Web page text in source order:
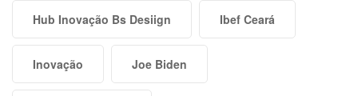
Hub Inovação Bs Desiign Ibef Ceará
Inovação Joe Biden